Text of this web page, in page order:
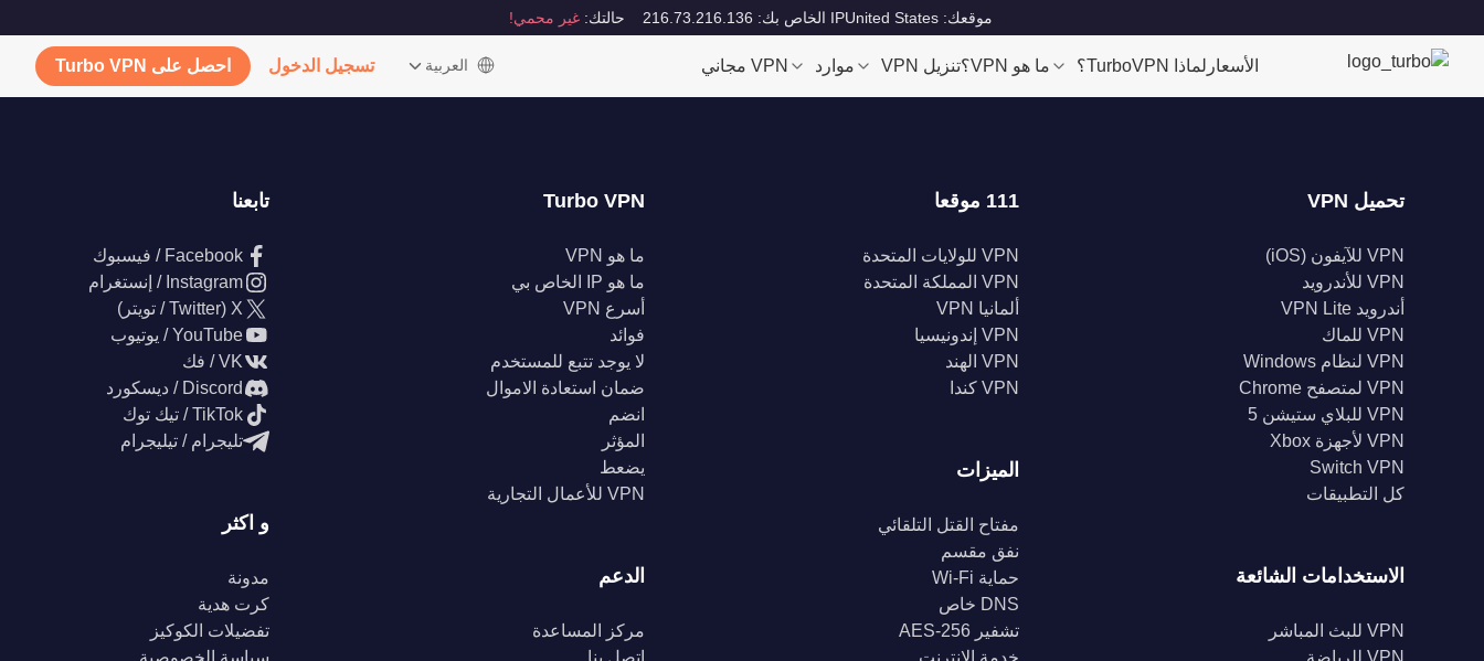
موقعك: United States IP الخاص بك: 216.73.216.136 حالتك: غير محمي!
الأسعار لماذا TurboVPN؟ ما هو VPN؟ تنزيل VPN موارد VPN مجاني ‫العربية تسجيل الدخول احصل على Turbo VPN
تحميل VPN
VPN للآيفون (iOS)
VPN للأندرويد
أندرويد VPN Lite
VPN للماك
VPN لنظام Windows
VPN لمتصفح Chrome
VPN للبلاي ستيشن 5
VPN لأجهزة Xbox
Switch VPN
كل التطبيقات
الاستخدامات الشائعة
VPN للبث المباشر
VPN للرياضة
111 موقعا
VPN للولايات المتحدة
VPN المملكة المتحدة
ألمانيا VPN
VPN إندونيسيا
VPN الهند
VPN كندا
الميزات
مفتاح القتل التلقائي
نفق مقسم
حماية Wi-Fi
DNS خاص
تشفير AES-256
خدمة الإنترنت
Turbo VPN
ما هو VPN
ما هو IP الخاص بي
أسرع VPN
فوائد
لا يوجد تتبع للمستخدم
ضمان استعادة الاموال
انضم
المؤثر
يضعط
VPN للأعمال التجارية
الدعم
مركز المساعدة
اتصل بنا
تابعنا
Facebook / فيسبوك
Instagram / إنستغرام
X (Twitter / تويتر)
YouTube / يوتيوب
VK / فك
Discord / ديسكورد
TikTok / تيك توك
تليجرام / تيليجرام
و اكثر
مدونة
كرت هدية
تفضيلات الكوكيز
سياسة الخصوصية